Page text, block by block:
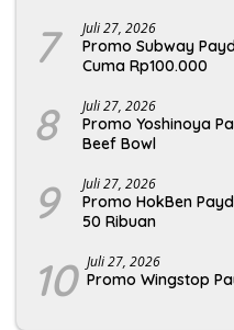
7 Juli 27, 2026
Promo Subway
Cuma Rp100.000
8 Juli 27, 2026
Promo Yoshinoya
Beef Bowl
9 Juli 27, 2026
Promo HokBen
50 Ribuan
10 Juli 27, 2026
Promo Wingstop